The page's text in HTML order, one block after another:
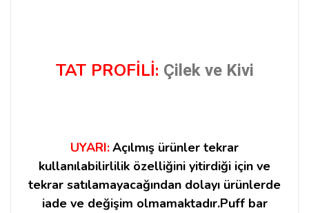
TAT PROFİLİ: Çilek ve Kivi
UYARI:Açılmış ürünler tekrar
kullanılabilirlilik özelliğini yitirdiği için ve
tekrar satılamayacağından dolayı ürünlerde
iade ve değişim olmamaktadır.Puff bar